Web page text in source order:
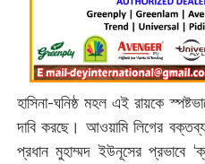
হাসিনা-ঘনিষ্ঠ মহল এই রায়কে
দাবি করছে। আওয়ামি লিগের
প্রধান মুহাম্মদ ইউনূসের প্রভাবে